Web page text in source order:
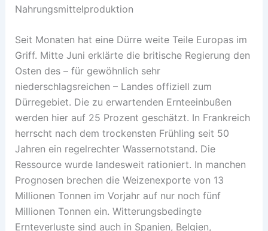
Nahrungsmittelproduktion
Seit Monaten hat eine Dürre weite Teile Europas im
Griff. Mitte Juni erklärte die britische Regierung den
Osten des – für gewöhnlich sehr
niederschlagsreichen – Landes offiziell zum
Dürregebiet. Die zu erwartenden Ernteeinbußen
werden hier auf 25 Prozent geschätzt. In Frankreich
herrscht nach dem trockensten Frühling seit 50
Jahren ein regelrechter Wassernotstand. Die
Ressource wurde landesweit rationiert. In manchen
Prognosen brechen die Weizenexporte von 13
Millionen Tonnen im Vorjahr auf nur noch fünf
Millionen Tonnen ein. Witterungsbedingte
Ernteverluste sind auch in Spanien, Belgien,